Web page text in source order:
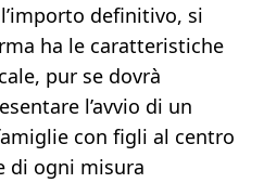
definitivo, si
ha le caratteristiche
pur se dovrà
l’avvio di un
con figli al centro
di ogni misura